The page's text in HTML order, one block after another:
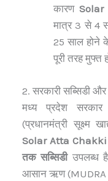
कारण
मात्र 3 से 4
25 साल होने
पूरी तरह मुफ्त
2. सरकारी सब्सिडी
मध्य प्रदेश
(प्रधानमंत्री सूक्ष्म
Solar Atta
तक सब्सिडीउपलब्ध
आसान ऋण (MUDRA